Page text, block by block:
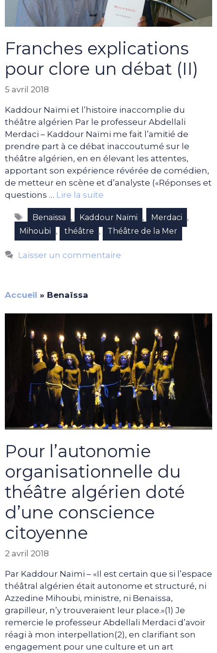
Franches explications
pour clore un débat (II)
5 avril 2018
Kaddour Naïmi et l’histoire inaccomplie du
théâtre algérien Par le professeur Abdellali
Merdaci – Kaddour Naïmi me fait l’amitié de
prendre part à ce débat inaccoutumé sur le
théâtre algérien, en en élevant les attentes,
apportant son expérience révérée de comédien,
de metteur en scène et d’analyste («Réponses et
questions … Lire la suite
Étiquettes
Benaïssa , Kaddour Naïmi , Merdaci ,
Mihoubi , théâtre , Théâtre de la Mer
Laisser un commentaire
Accueil » Benaïssa
Pour l’autonomie
organisationnelle du
théâtre algérien doté
d’une conscience
citoyenne
2 avril 2018
Par Kaddour Naïmi – «Il est certain que si l’espace
théâtral algérien était autonome et structuré, ni
Azzedine Mihoubi, ministre, ni Benaïssa,
grapilleur, n’y trouveraient leur place.»(1) Je
remercie le professeur Abdellali Merdaci d’avoir
réagi à mon interpellation(2), en clarifiant son
engagement pour une culture et un art